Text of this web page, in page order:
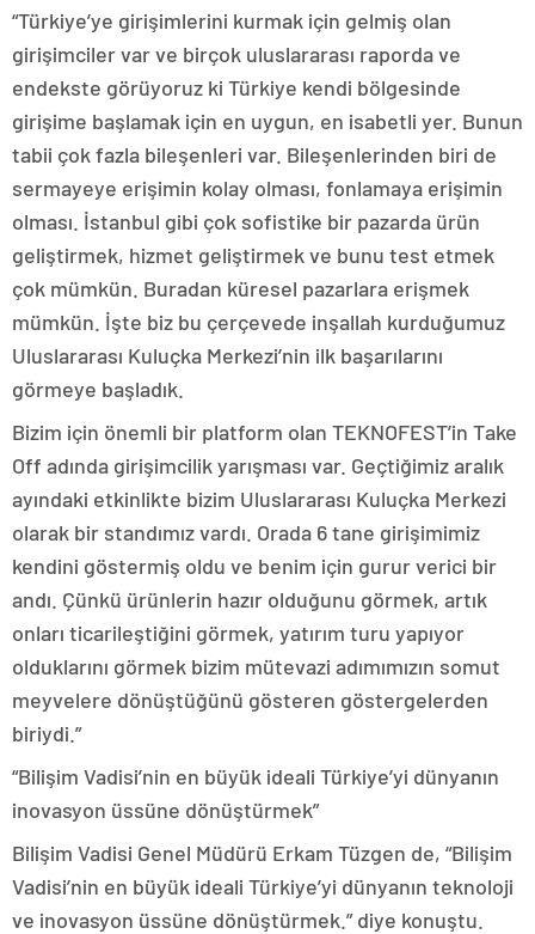
“Türkiye’ye girişimlerini kurmak için gelmiş olan
girişimciler var ve birçok uluslararası raporda ve
endekste görüyoruz ki Türkiye kendi bölgesinde
girişime başlamak için en uygun, en isabetli yer. Bunun
tabii çok fazla bileşenleri var. Bileşenlerinden biri de
sermayeye erişimin kolay olması, fonlamaya erişimin
olması. İstanbul gibi çok sofistike bir pazarda ürün
geliştirmek, hizmet geliştirmek ve bunu test etmek
çok mümkün. Buradan küresel pazarlara erişmek
mümkün. İşte biz bu çerçevede inşallah kurduğumuz
Uluslararası Kuluçka Merkezi’nin ilk başarılarını
görmeye başladık.
Bizim için önemli bir platform olan TEKNOFEST’in Take
Off adında girişimcilik yarışması var. Geçtiğimiz aralık
ayındaki etkinlikte bizim Uluslararası Kuluçka Merkezi
olarak bir standımız vardı. Orada 6 tane girişimimiz
kendini göstermiş oldu ve benim için gurur verici bir
andı. Çünkü ürünlerin hazır olduğunu görmek, artık
onları ticarileştiğini görmek, yatırım turu yapıyor
olduklarını görmek bizim mütevazi adımımızın somut
meyvelere dönüştüğünü gösteren göstergelerden
biriydi.”
“Bilişim Vadisi’nin en büyük ideali Türkiye’yi dünyanın
inovasyon üssüne dönüştürmek”
Bilişim Vadisi Genel Müdürü Erkam Tüzgen de, “Bilişim
Vadisi’nin en büyük ideali Türkiye’yi dünyanın teknoloji
ve inovasyon üssüne dönüştürmek.” diye konuştu.